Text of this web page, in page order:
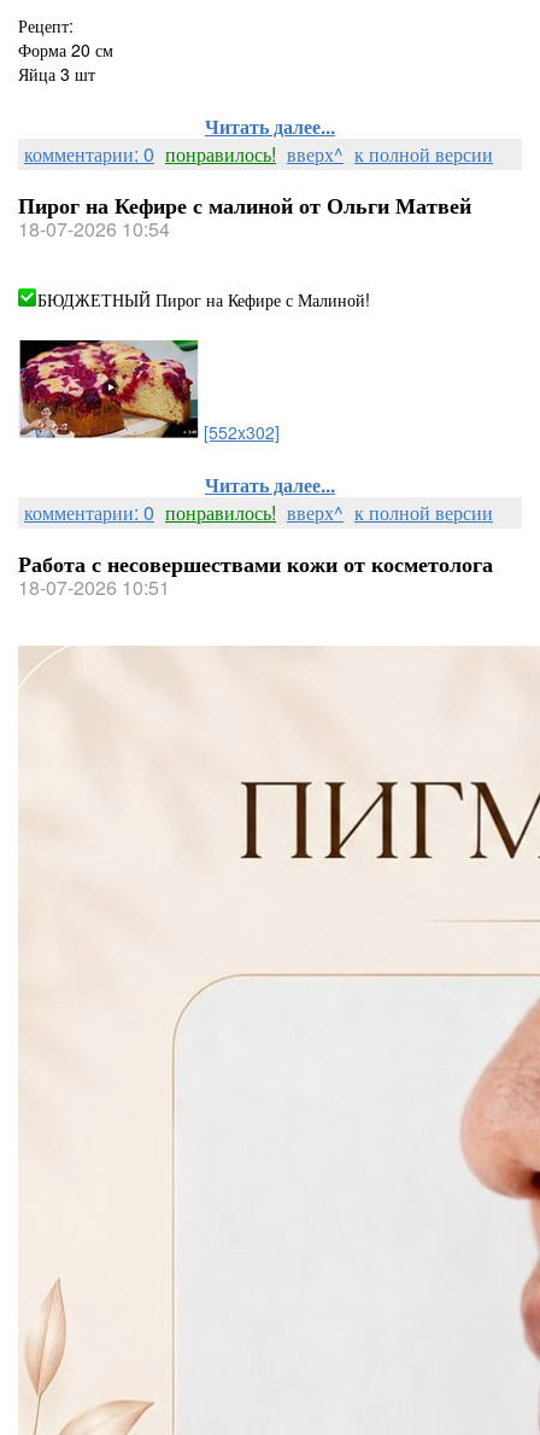
Рецепт:
Форма 20 см
Яйца 3 шт
Читать далее...
комментарии: 0 понравилось! вверх^ к полной версии
Пирог на Кефире с малиной от Ольги Матвей
18-07-2026 10:54
БЮДЖЕТНЫЙ Пирог на Кефире с Малиной!
[552x302]
Читать далее...
комментарии: 0 понравилось! вверх^ к полной версии
Работа с несовершествами кожи от косметолога
18-07-2026 10:51